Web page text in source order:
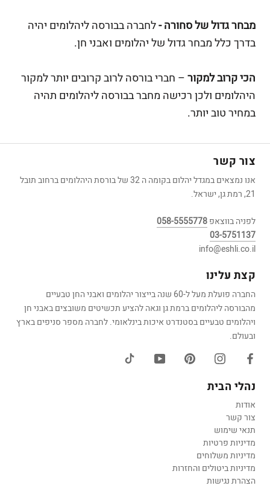
מבחר גדול של סחורה -לחברה בבורסה ליהלומים יהיה
בדרך כלל מבחר גדול של יהלומים ואבני חן.
הכי קרוב למקור– חברי בורסה לרוב קרובים יותר למקור
היהלומים ולכן רכישה מחבר בבורסה ליהלומים תהיה
במחיר טוב יותר.
צור קשר
אנו נמצאים במגדל יהלום בקומה ה 32 של בורסת היהלומים ברחוב תובל
21, רמת גן, ישראל.
לפניה בווצאפ058-5555778
03-5751137
info@eshli.co.il
קצת עלינו
החברה פועלת מעל ל-60 שנה בייצור יהלומים ואבני החן טבעיים
מהבורסה ליהלומים ברמת גן וגאה להציע תכשיטים משובצים באבני חן
ויהלומים טבעיים בסטנדרט איכות בינלאומי. לחברה מספר סניפים בארץ
ובעולם.
נהלי הבית
אודות
צור קשר
תנאי שימוש
מדיניות פרטיות
מדיניות משלוחים
מדיניות ביטולים והחזרות
הצהרת נגישות